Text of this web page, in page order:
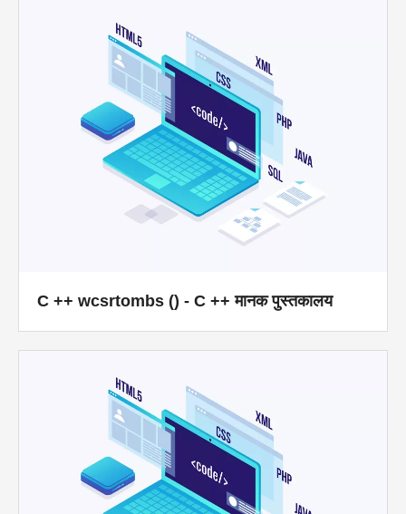
C ++ wcsrtombs () - C ++ मानक पुस्तकालय